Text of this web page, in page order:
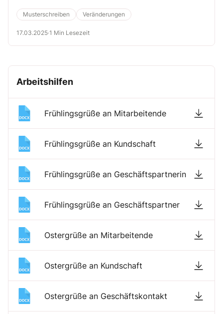
Musterschreiben
Veränderungen
17.03.2025·1 Min Lesezeit
Arbeitshilfen
Frühlingsgrüße an Mitarbeitende
Frühlingsgrüße an Kundschaft
Frühlingsgrüße an Geschäftspartnerin
Frühlingsgrüße an Geschäftspartner
Ostergrüße an Mitarbeitende
Ostergrüße an Kundschaft
Ostergrüße an Geschäftskontakt